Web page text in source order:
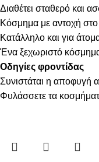
Διαθέτει σταθερό και
Κόσμημα με αντοχή στο
Κατάλληλο και για
Ένα ξεχωριστό
Οδηγίες φροντίδας
Συνιστάται η αποφυγή
Φυλάσσετε τα